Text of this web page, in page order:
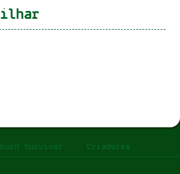
Survivor Criadores